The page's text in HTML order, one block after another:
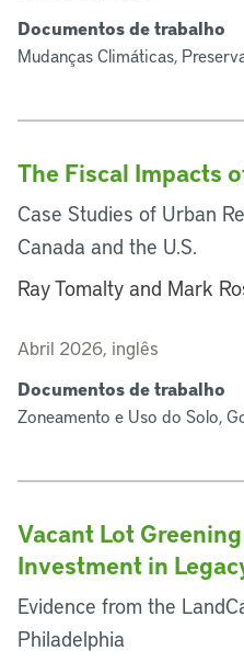
Documentos de trabalho
Mudanças Climáticas,
The Fiscal Impacts
Case Studies of Urban
Canada and the U.S.
Ray Tomalty and Mark
Abril 2026, inglês
Documentos de trabalho
Zoneamento e Uso do Solo,
Vacant Lot
Investment in
Evidence from the
Philadelphia